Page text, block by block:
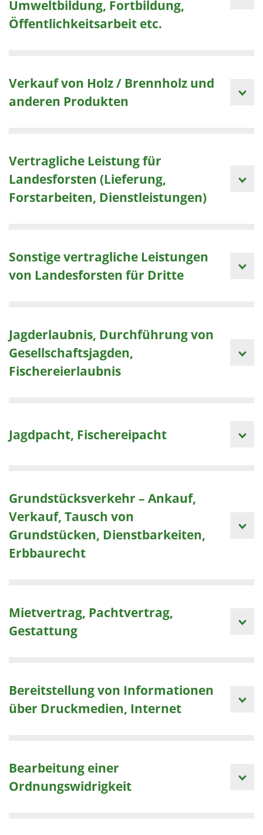
Umweltbildung, Fortbildung,
Öffentlichkeitsarbeit etc.
Verkauf von Holz / Brennholz und
anderen Produkten
Vertragliche Leistung für
Landesforsten (Lieferung,
Forstarbeiten, Dienstleistungen)
Sonstige vertragliche Leistungen
von Landesforsten für Dritte
Jagderlaubnis, Durchführung von
Gesellschaftsjagden,
Fischereierlaubnis
Jagdpacht, Fischereipacht
Grundstücksverkehr – Ankauf,
Verkauf, Tausch von
Grundstücken, Dienstbarkeiten,
Erbbaurecht
Mietvertrag, Pachtvertrag,
Gestattung
Bereitstellung von Informationen
über Druckmedien, Internet
Bearbeitung einer
Ordnungswidrigkeit